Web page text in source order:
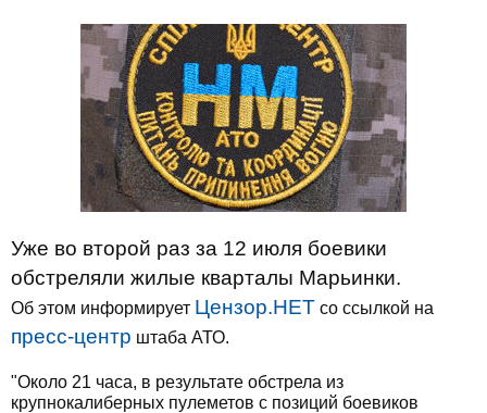
Уже во второй раз за 12 июля боевики
обстреляли жилые кварталы Марьинки.
Об этом информирует Цензор.НЕТ со ссылкой на
пресс-центр штаба АТО.
"Около 21 часа, в результате обстрела из
крупнокалиберных пулеметов с позиций боевиков